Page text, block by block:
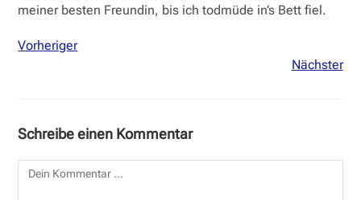
meiner besten Freundin, bis ich todmüde in’s Bett fiel.
Vorheriger
Nächster
Schreibe einen Kommentar
Kommentar